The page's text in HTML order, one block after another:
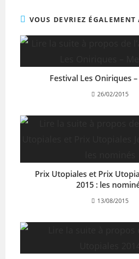
VOUS DEVRIEZ ÉGALEMENT
Festival Les Oniriques
26/02/2015
Prix Utopiales et Prix
2015 : les
13/08/2015